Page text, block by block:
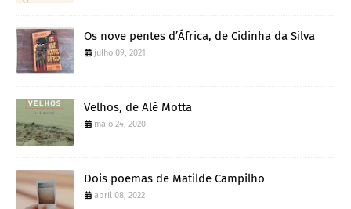
Os nove pentes d’África, de Cidinha da Silva
julho 09, 2021
Velhos, de Alê Motta
maio 24, 2020
Dois poemas de Matilde Campilho
abril 08, 2022